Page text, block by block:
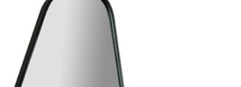
Mesas de Jantar
Poltronas
Racks e Sofá Table
Puffs e Bancos